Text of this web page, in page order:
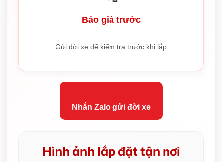
Báo giá trước
Gửi đời xe để kiểm tra trước khi lắp
Nhắn Zalo gửi đời xe
Hình ảnh lắp đặt tận nơi